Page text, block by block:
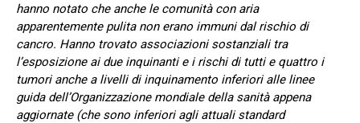
hanno notato che anche le comunità con aria
apparentemente pulita non erano immuni dal rischio di
cancro. Hanno trovato associazioni sostanziali tra
l’esposizione ai due inquinanti e i rischi di tutti e quattro i
tumori anche a livelli di inquinamento inferiori alle linee
guida dell’Organizzazione mondiale della sanità appena
aggiornate (che sono inferiori agli attuali standard